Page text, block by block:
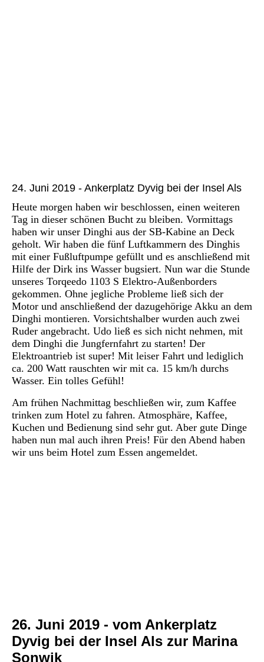
24. Juni 2019 - Ankerplatz Dyvig bei der Insel Als
Heute morgen haben wir beschlossen, einen weiteren
Tag in dieser schönen Bucht zu bleiben. Vormittags
haben wir unser Dinghi aus der SB-Kabine an Deck
geholt. Wir haben die fünf Luftkammern des Dinghis
mit einer Fußluftpumpe gefüllt und es anschließend mit
Hilfe der Dirk ins Wasser bugsiert. Nun war die Stunde
unseres Torqeedo 1103 S Elektro-Außenborders
gekommen. Ohne jegliche Probleme ließ sich der
Motor und anschließend der dazugehörige Akku an dem
Dinghi montieren. Vorsichtshalber wurden auch zwei
Ruder angebracht. Udo ließ es sich nicht nehmen, mit
dem Dinghi die Jungfernfahrt zu starten! Der
Elektroantrieb ist super! Mit leiser Fahrt und lediglich
ca. 200 Watt rauschten wir mit ca. 15 km/h durchs
Wasser. Ein tolles Gefühl!
Am frühen Nachmittag beschließen wir, zum Kaffee
trinken zum Hotel zu fahren. Atmosphäre, Kaffee,
Kuchen und Bedienung sind sehr gut. Aber gute Dinge
haben nun mal auch ihren Preis! Für den Abend haben
wir uns beim Hotel zum Essen angemeldet.
26. Juni 2019 - vom Ankerplatz
Dyvig bei der Insel Als zur Marina
Sonwik